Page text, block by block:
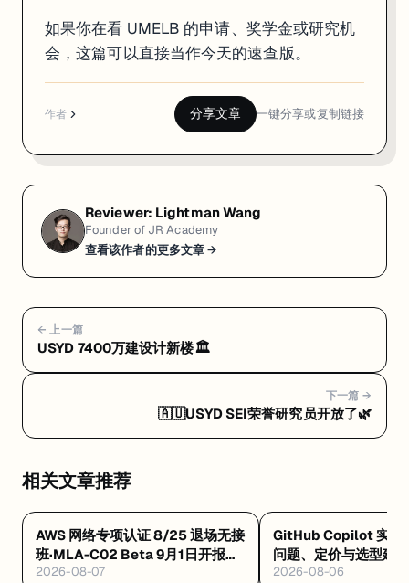
如果你在看 UMELB 的申请、奖学金或研究机
会，这篇可以直接当作今天的速查版。
作者 分享文章 一键分享或复制链接
Reviewer: Lightman Wang
Founder of JR Academy
查看该作者的更多文章 →
← 上一篇
USYD 7400万建设计新楼🏛️
下一篇 →
🇦🇺USYD SEI荣誉研究员开放了🌿
相关文章推荐
AWS 网络专项认证 8/25 退场无接
班·MLA-C02 Beta 9月1日开报
$75·GAIL 零基础 $99 稀缺证
2026-08-07
GitHub Copilot 实战
问题、定价与选型建议
2026-08-06